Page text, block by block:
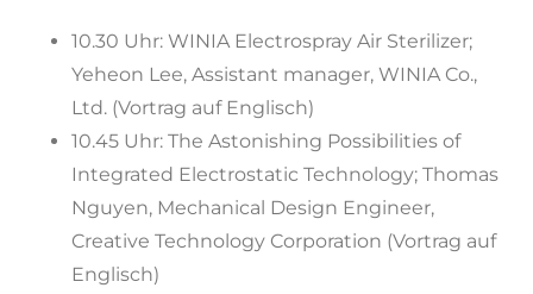
10.30 Uhr: WINIA Electrospray Air Sterilizer;
Yeheon Lee, Assistant manager, WINIA Co.,
Ltd. (Vortrag auf Englisch)
10.45 Uhr: The Astonishing Possibilities of
Integrated Electrostatic Technology; Thomas
Nguyen, Mechanical Design Engineer,
Creative Technology Corporation (Vortrag auf
Englisch)